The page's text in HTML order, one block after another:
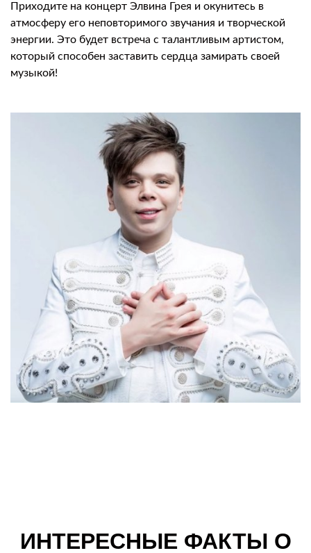
Приходите на концерт Элвина Грея и окунитесь в
атмосферу его неповторимого звучания и творческой
энергии. Это будет встреча с талантливым артистом,
который способен заставить сердца замирать своей
музыкой!
ИНТЕРЕСНЫЕ ФАКТЫ О